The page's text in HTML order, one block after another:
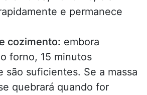
e permanece
cozimento: embora
forno, 15 minutos
são suficientes. Se a massa
quebrará quando for